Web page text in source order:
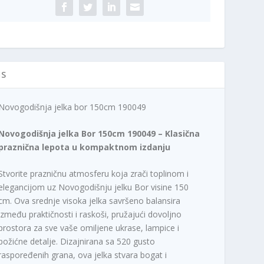
Novogodišnja jelka bor 150cm 190049
jelka Bor 150cm 190049 – Klasična
lepota u kompaktnom izdanju
prazničnu atmosferu koja zrači toplinom i
uz Novogodišnju jelku Bor visine 150
Ova srednje visoka jelka savršeno balansira
praktičnosti i raskoši, pružajući dovoljno
za sve vaše omiljene ukrase, lampice i
detalje. Dizajnirana sa 520 gusto
grana, ova jelka stvara bogat i